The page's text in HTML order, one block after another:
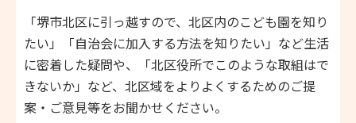
「堺市北区に引っ越すので、北区内のこども園を知り
たい」「自治会に加入する方法を知りたい」など生活
に密着した疑問や、「北区役所でこのような取組はで
きないか」など、北区域をよりよくするためのご提
案・ご意見等をお聞かせください。